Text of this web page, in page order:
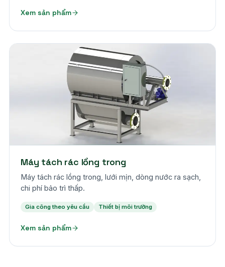
Xem sản phẩm
Máy tách rác lồng trong
Máy tách rác lồng trong, lưới mịn, dòng nước ra sạch,
chi phí bảo trì thấp.
Gia công theo yêu cầu Thiết bị môi trường
Xem sản phẩm